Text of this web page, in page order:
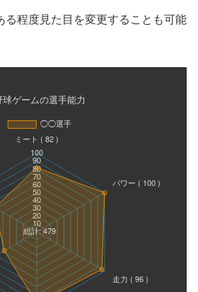
る程度見た目を変更することも可能